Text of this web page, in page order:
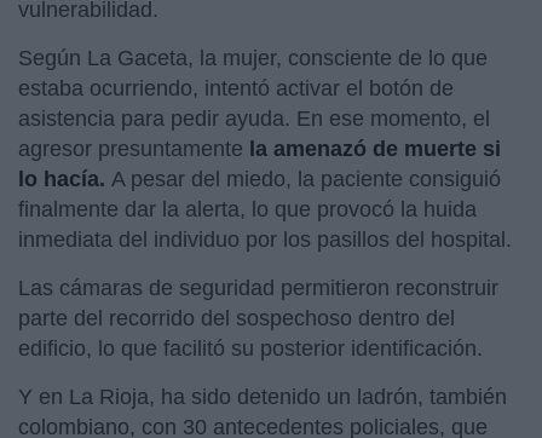
vulnerabilidad.
Según La Gaceta, la mujer, consciente de lo que
estaba ocurriendo, intentó activar el botón de
asistencia para pedir ayuda. En ese momento, el
agresor presuntamente la amenazó de muerte si
lo hacía. A pesar del miedo, la paciente consiguió
finalmente dar la alerta, lo que provocó la huida
inmediata del individuo por los pasillos del hospital.
Las cámaras de seguridad permitieron reconstruir
parte del recorrido del sospechoso dentro del
edificio, lo que facilitó su posterior identificación.
Y en La Rioja, ha sido detenido un ladrón, también
colombiano, con 30 antecedentes policiales, que